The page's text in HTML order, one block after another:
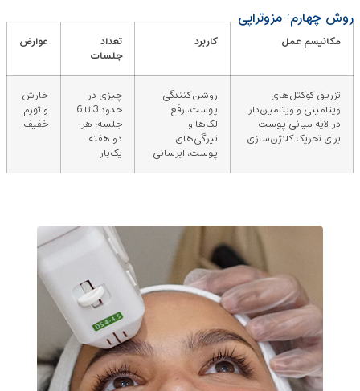
روش چهارم: مزوتراپی
مکانیسم عمل کاربرد
تعداد
جلسات
عوارض
تزریق کوکتل‌های
ویتامینی و ویتامین‌دار
در لایه میانی پوست
برای تحریک کلاژن‌سازی
روشن‌کنندگی
پوست، رفع
لک‌ها و
تیرگی‌های
پوست، آبرسانی
چیزی در
حدود 3 تا 6
جلسه؛ هر
دو هفته
یک‌بار
خارش
و تورم
خفیف